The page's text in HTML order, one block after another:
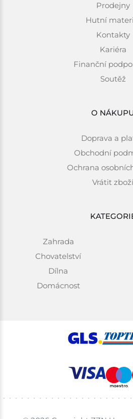
Prodejny
Hutní
Kontakty
Kariéra
Finanční
Soutěž
O
Doprava a
Obchodní
Ochrana
Vrátit zboží
Zahrada
Chovatelství
Dílna
Domácnost